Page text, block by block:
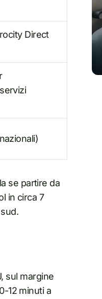
Direct
se partire da
in circa 7
sul margine
12 minuti a